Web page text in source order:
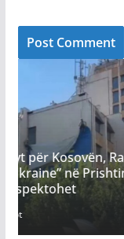
i
LAJMET
Kurtit i
vezëve të